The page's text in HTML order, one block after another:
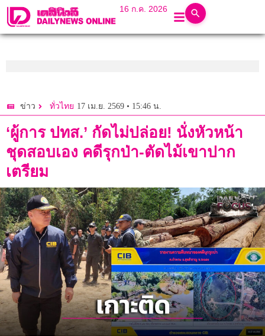
16 ก.ค. 2026
ข่าว ทั่วไทย 17 เม.ย. 2569 • 15:46 น.
‘ผู้การ ปทส.’ กัดไม่ปล่อย! นั่งหัวหน้า
ชุดสอบเอง คดีรุกป่า-ตัดไม้เขาปาก
เตรียม